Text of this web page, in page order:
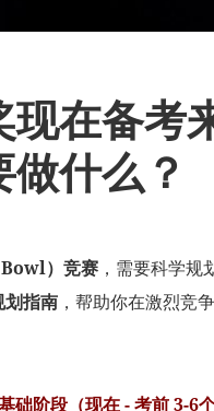
在备考
什么？
）竞赛 ，需要科学
划指南 ，帮助你在激烈竞
础阶段（现在 - 考前 3-6个